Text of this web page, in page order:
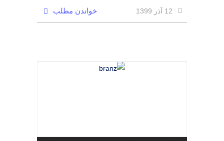
12 آذر 1399 خواندن مطلب